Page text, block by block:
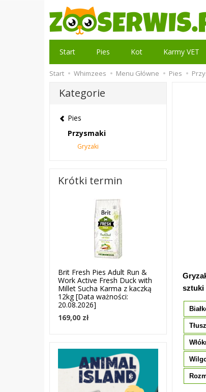
Start Pies Kot Karmy VET
Start Whimzees Menu Główne Pies
sztuki
Kategorie
Pies
Przysmaki
Gryzaki
Krótki termin
Brit Fresh Pies Adult Run &
Work Active Fresh Duck with
Millet Sucha Karma z kaczką
12kg [Data ważności:
20.08.2026]
169,00 zł